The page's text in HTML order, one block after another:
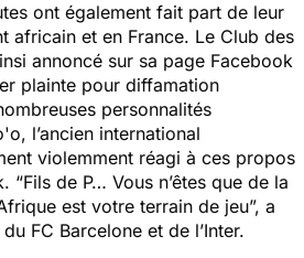
ont également fait part de leur
africain et en France. Le Club des
annoncé sur sa page Facebook
plainte pour diffamation
personnalités
l’ancien international
violemment réagi à ces propos
“Fils de P… Vous n’êtes que de la
est votre terrain de jeu”, a
FC Barcelone et de l’Inter.